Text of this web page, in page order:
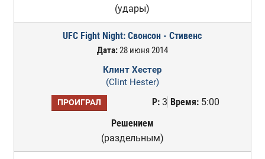
(удары)
UFC Fight Night: Свонсон - Стивенс
Дата:28 июня 2014
Клинт Хестер
(Clint Hester)
ПРОИГРАЛ Р:3 Время:5:00
Решением
(раздельным)